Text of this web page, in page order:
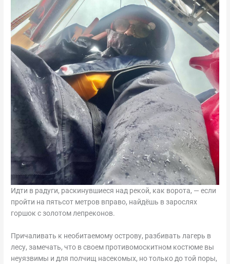
Идти в радуги, раскинувшиеся над рекой, как ворота, — если
пройти на пятьсот метров вправо, найдёшь в зарослях
горшок с золотом лепреконов.
Причаливать к необитаемому острову, разбивать лагерь в
лесу, замечать, что в своем противомоскитном костюме вы
неуязвимы и для полчищ насекомых, но только до той поры,